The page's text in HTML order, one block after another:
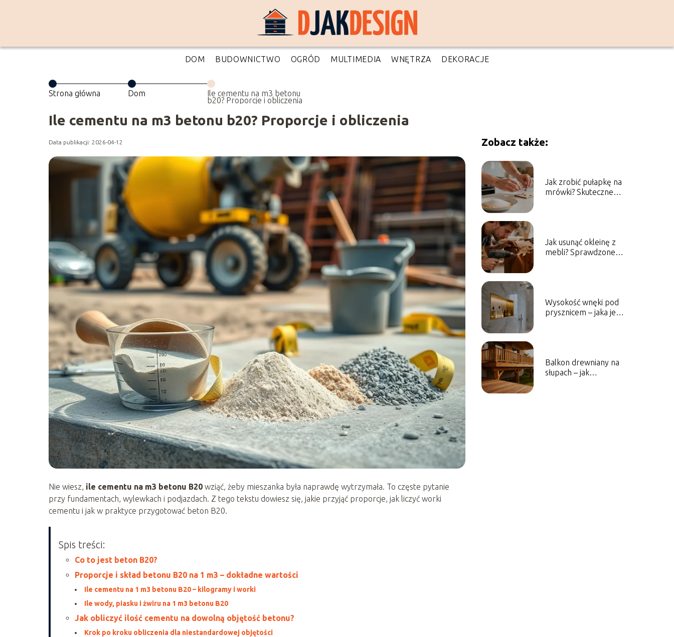
DOM BUDOWNICTWO OGRÓD MULTIMEDIA WNĘTRZA DEKORACJE
Strona główna Dom Ile cementu na m3 betonu
b20? Proporcje i obliczenia
Ile cementu na m3 betonu b20? Proporcje i obliczenia
Data publikacji: 2026-04-12
Nie wiesz, ile cementu na m3 betonu B20 wziąć, żeby mieszanka była naprawdę wytrzymała. To częste pytanie
przy fundamentach, wylewkach i podjazdach. Z tego tekstu dowiesz się, jakie przyjąć proporcje, jak liczyć worki
cementu i jak w praktyce przygotować beton B20.
Spis treści:
Co to jest beton B20?
Proporcje i skład betonu B20 na 1 m3 – dokładne wartości
Ile cementu na 1 m3 betonu B20 – kilogramy i worki
Ile wody, piasku i żwiru na 1 m3 betonu B20
Jak obliczyć ilość cementu na dowolną objętość betonu?
Krok po kroku obliczenia dla niestandardowej objętości
Zobacz także:
Jak zrobić pułapkę na
mrówki? Skuteczne
Jak usunąć okleinę z
mebli? Sprawdzone
Wysokość wnęki pod
prysznicem – jaka jest
Balkon drewniany na
słupach – jak